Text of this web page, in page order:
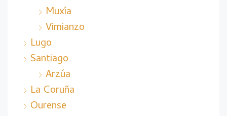
Muxía
Vimianzo
Lugo
Santiago
Arzúa
La Coruña
Ourense